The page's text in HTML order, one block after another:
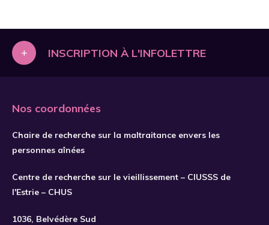
+ INSCRIPTION À L'INFOLETTRE
Nos coordonnées
Chaire de recherche sur la maltraitance envers les
personnes aînées
Centre de recherche sur le vieillissement – CIUSSS de
l'Estrie – CHUS
1036, Belvédère Sud